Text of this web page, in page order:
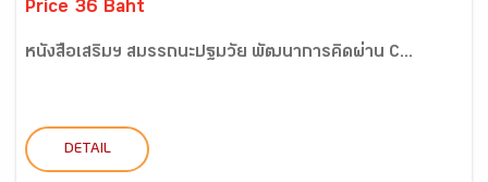
Price 36 Baht
หนังสือเสริมฯ สมรรถนะปฐมวัย พัฒนาการคิดผ่าน C...
DETAIL